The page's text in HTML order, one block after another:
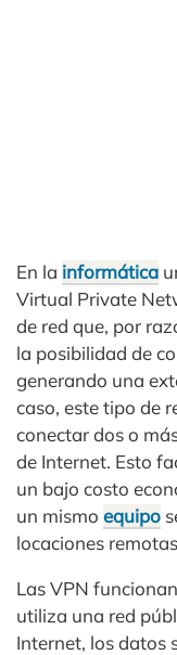
En la informática
Virtual Private
de red que, por
la posibilidad de
generando una
caso, este tipo de
conectar dos o
de Internet. Esto
un bajo costo
un mismo equipo
locaciones
Las VPN
utiliza una red
Internet, los datos